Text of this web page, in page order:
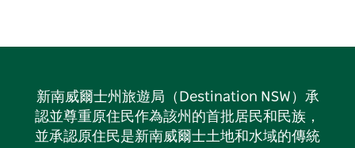
新南威爾士州旅遊局（Destination NSW）承
認並尊重原住民作為該州的首批居民和民族，
並承認原住民是新南威爾士土地和水域的傳統